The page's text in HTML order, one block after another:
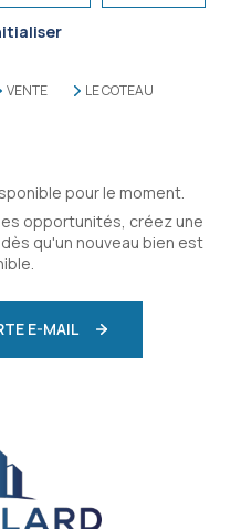
VENTE
LE COTEAU
pour le moment.
opportunités, créez une
qu'un nouveau bien est
E-MAIL